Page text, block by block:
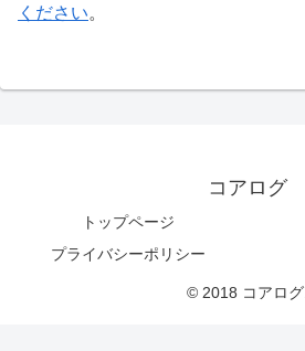
ください。
コアログ
トップページ
プライバシーポリシー
© 2018 コアログ.